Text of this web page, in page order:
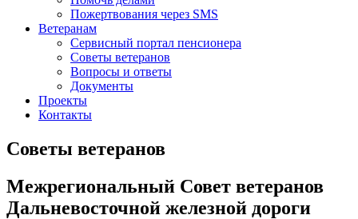
Пожертвования через SMS
Ветеранам
Сервисный портал пенсионера
Советы ветеранов
Вопросы и ответы
Документы
Проекты
Контакты
Советы ветеранов
Межрегиональный Совет ветеранов
Дальневосточной железной дороги